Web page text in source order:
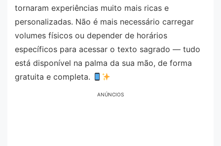
tornaram experiências muito mais ricas e
personalizadas. Não é mais necessário carregar
volumes físicos ou depender de horários
específicos para acessar o texto sagrado — tudo
está disponível na palma da sua mão, de forma
gratuita e completa.
ANÚNCIOS